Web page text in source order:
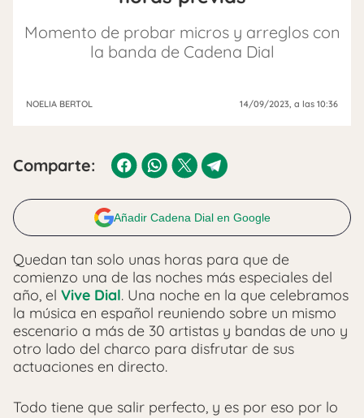
Momento de probar micros y arreglos con
la banda de Cadena Dial
NOELIA BERTOL 14/09/2023, a las 10:36
Comparte:
Añadir Cadena Dial en Google
Quedan tan solo unas horas para que de
comienzo una de las noches más especiales del
año, el Vive Dial. Una noche en la que celebramos
la música en español reuniendo sobre un mismo
escenario a más de 30 artistas y bandas de uno y
otro lado del charco para disfrutar de sus
actuaciones en directo.
Todo tiene que salir perfecto, y es por eso por lo